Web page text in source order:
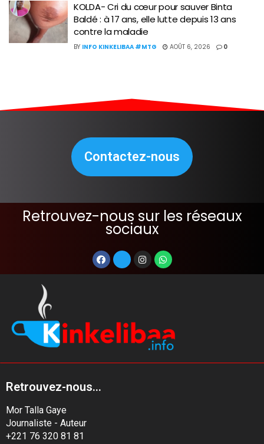
KOLDA- Cri du cœur pour sauver Binta
Baldé : à 17 ans, elle lutte depuis 13 ans
contre la maladie
BY INFO KINKELIBAA #MTG AOÛT 6, 2026 0
Contactez-nous
Retrouvez-nous sur les réseaux
sociaux
Retrouvez-nous...
Mor Talla Gaye
Journaliste - Auteur
+221 76 320 81 81